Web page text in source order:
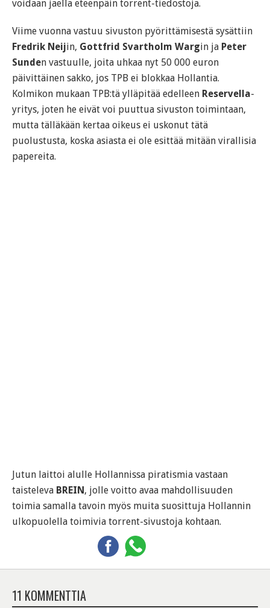
voidaan jaella eteenpäin torrent-tiedostoja.
Viime vuonna vastuu sivuston pyörittämisestä sysättiin
Fredrik Neijin, Gottfrid Svartholm Wargin ja Peter
Sunden vastuulle, joita uhkaa nyt 50 000 euron
päivittäinen sakko, jos TPB ei blokkaa Hollantia.
Kolmikon mukaan TPB:tä ylläpitää edelleen Reservella-
yritys, joten he eivät voi puuttua sivuston toimintaan,
mutta tälläkään kertaa oikeus ei uskonut tätä
puolustusta, koska asiasta ei ole esittää mitään virallisia
papereita.
Jutun laittoi alulle Hollannissa piratismia vastaan
taisteleva BREIN, jolle voitto avaa mahdollisuuden
toimia samalla tavoin myös muita suosittuja Hollannin
ulkopuolella toimivia torrent-sivustoja kohtaan.
11 KOMMENTTIA